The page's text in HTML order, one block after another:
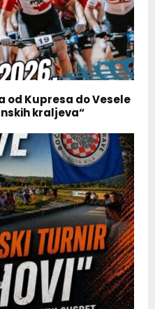
od Kupresa do Vesele
kraljeva“